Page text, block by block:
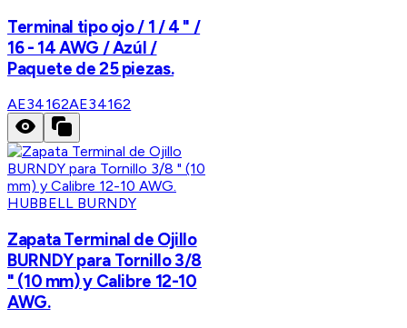
Terminal tipo ojo / 1 / 4 " /
16 - 14 AWG / Azúl /
Paquete de 25 piezas.
AE34162AE34162
HUBBELL BURNDY
Zapata Terminal de Ojillo
BURNDY para Tornillo 3/8
" (10 mm) y Calibre 12-10
AWG.